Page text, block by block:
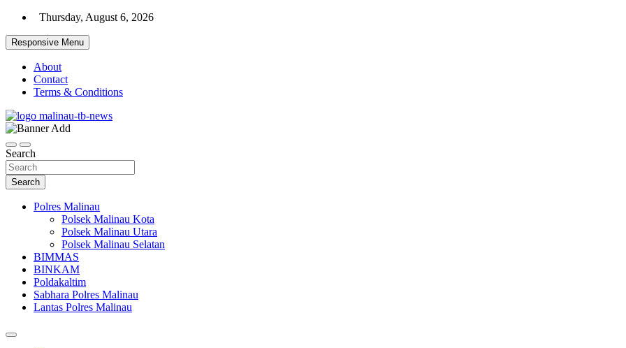
Skip
content
Thursday, August 6, 2026
Responsive Menu
About
Contact
Terms & Conditions
Pelangiresmalinau.com
Search
Search
Polres Malinau
Polsek Malinau Kota
Polsek Malinau Utara
Polsek Malinau Selatan
BIMMAS
BINKAM
Poldakaltim
Sabhara Polres Malinau
Lantas Polres Malinau